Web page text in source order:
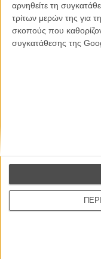
αρνηθείτε τη
τρίτων μερών της για
σκοπούς που
συγκατάθεσης της
Θέλω να λαμβάνω τα